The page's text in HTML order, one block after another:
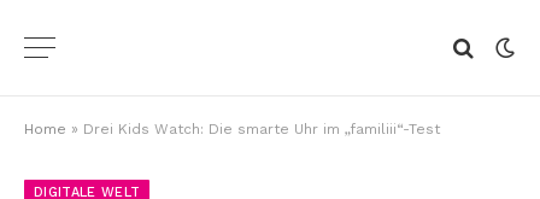
Home » Drei Kids Watch: Die smarte Uhr im „familiii“-Test
DIGITALE WELT